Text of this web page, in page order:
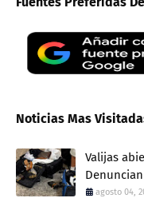
Noticias Mas
Valijas
agosto 04,